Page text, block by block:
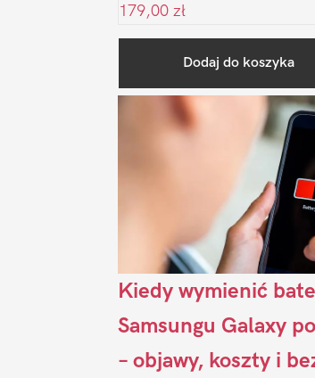
179,00 zł
Dodaj do koszyka
Kiedy wymienić
Samsungu Galaxy
– objawy, koszty i